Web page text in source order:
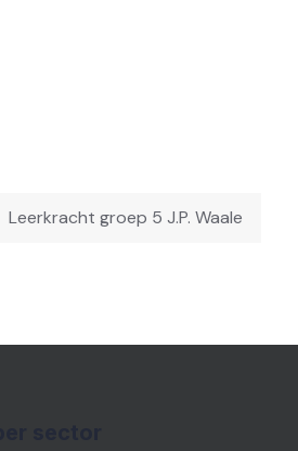
Leerkracht groep 5 J.P. Waale